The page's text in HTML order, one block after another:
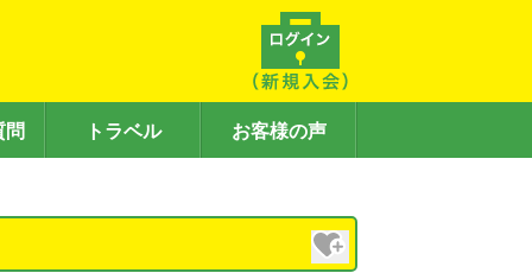
問 トラベル お客様の声